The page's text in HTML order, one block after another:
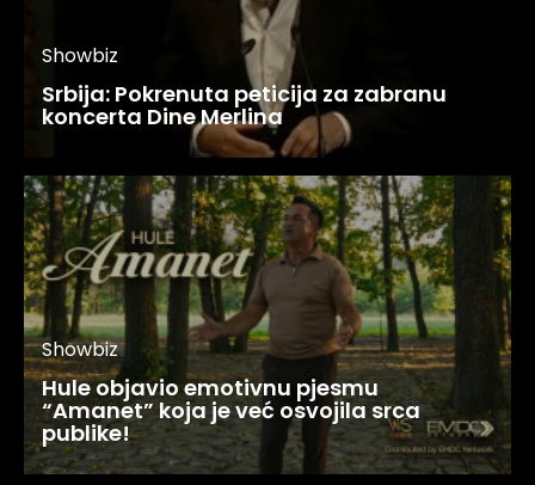
Showbiz
Srbija: Pokrenuta peticija za zabranu
koncerta Dine Merlina
Showbiz
Hule objavio emotivnu pjesmu
“Amanet” koja je već osvojila srca
publike!